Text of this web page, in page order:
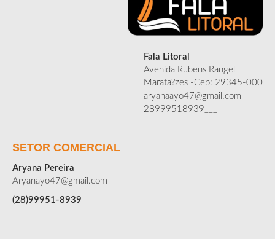
Fala Litoral
Avenida Rubens Rangel
Marata?zes -Cep: 29345-000
aryanaayo47@gmail.com
28999518939___
SETOR COMERCIAL
Aryana Pereira
Aryanayo47@gmail.com
(28)99951-8939